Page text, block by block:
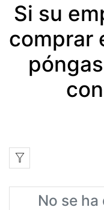
Si su
comprar
No se